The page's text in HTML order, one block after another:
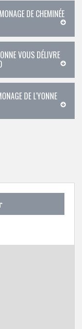
DE CHEMINÉE
VOUS DÉLIVRE
DE L'YONNE